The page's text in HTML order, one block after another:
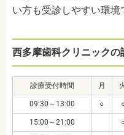
い方も受診しやすい環境
西多摩歯科クリニックの
診療受付時間 月
09:30～13:00 ○
15:00～21:00